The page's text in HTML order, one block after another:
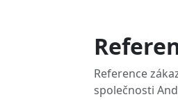
Reference
společnosti